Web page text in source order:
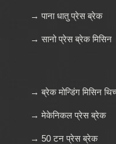
→ पाना धातु प्रेस ब्रेक
→ सानो प्रेस ब्रेक मिसिन
→ ब्रेक मोन्डिंग मिसिन
→ मेकेनिकल प्रेस ब्रेक
→ 50 टन प्रेस ब्रेक